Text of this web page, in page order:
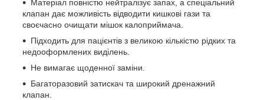
Матеріал повністю нейтралізує запах, а спеціальний
клапан дає можливість відводити кишкові гази та
своєчасно очищати мішок калоприймача.
Підходить для пацієнтів з великою кількістю рідких та
недооформлених виділень.
Не вимагає щоденної заміни.
Багаторазовий затискач та широкий дренажний
клапан.